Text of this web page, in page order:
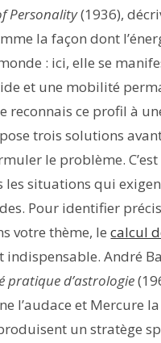
Personality(1936),
la façon dont
: ici, elle se
et une mobilité
reconnais ce profil à
trois solutions
le problème.
les situations qui
Pour identifier
votre thème, lecalcul
indispensable. André
pratique d’astrologie
l’audace et Mercure
un stratège